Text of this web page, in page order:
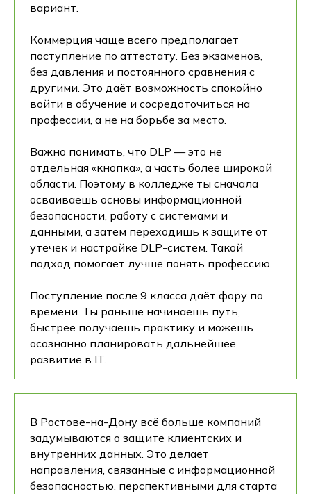
вариант.
Коммерция чаще всего предполагает
поступление по аттестату. Без экзаменов,
без давления и постоянного сравнения с
другими. Это даёт возможность спокойно
войти в обучение и сосредоточиться на
профессии, а не на борьбе за место.
Важно понимать, что DLP — это не
отдельная «кнопка», а часть более широкой
области. Поэтому в колледже ты сначала
осваиваешь основы информационной
безопасности, работу с системами и
данными, а затем переходишь к защите от
утечек и настройке DLP-систем. Такой
подход помогает лучше понять профессию.
Поступление после 9 класса даёт фору по
времени. Ты раньше начинаешь путь,
быстрее получаешь практику и можешь
осознанно планировать дальнейшее
развитие в IT.
В Ростове-на-Дону всё больше компаний
задумываются о защите клиентских и
внутренних данных. Это делает
направления, связанные с информационной
безопасностью, перспективными для старта